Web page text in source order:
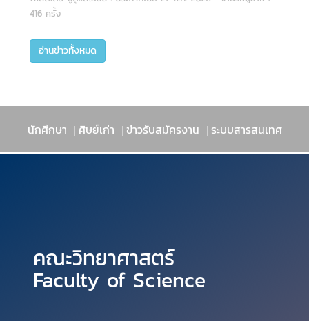
416 ครั้ง
อ่านข่าวทั้งหมด
นักศึกษา | ศิษย์เก่า | ข่าวรับสมัครงาน | ระบบสารสนเทศ
คณะวิทยาศาสตร์
Faculty of Science